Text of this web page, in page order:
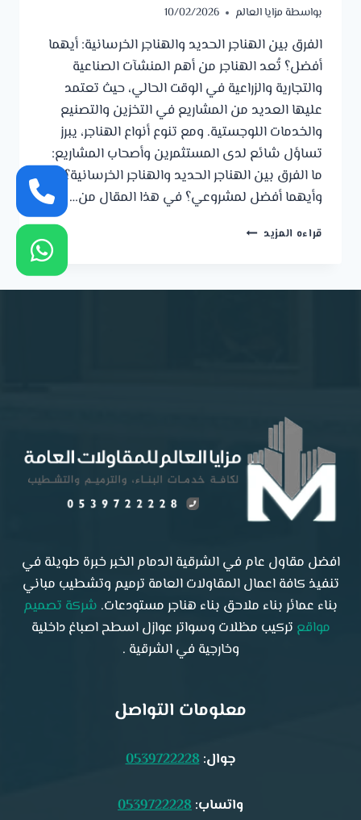
بواسطة مزايا العالم 10/02/2026
الفرق بين الهناجر الحديد والهناجر الخرسانية: أيهما
أفضل؟ تُعد الهناجر من أهم المنشآت الصناعية
والتجارية والزراعية في الوقت الحالي، حيث تعتمد
عليها العديد من المشاريع في التخزين والتصنيع
والخدمات اللوجستية. ومع تنوع أنواع الهناجر، يبرز
تساؤل شائع لدى المستثمرين وأصحاب المشاريع:
ما الفرق بين الهناجر الحديد والهناجر الخرسانية؟
وأيهما أفضل لمشروعي؟ في هذا المقال من…
قراءه المزيد الفرق
افضل مقاول عام في الشرقية الدمام الخبر خبرة طويلة في
تنفيذ كافة اعمال المقاولات العامة ترميم وتشطيب مباني
بناء عمائر بناء ملاحق بناء هناجر مستودعات. شركة تصميم
مواقع تركيب مظلات وسواتر عوازل اسطح اصباغ داخلية
وخارجية في الشرقية .
معلومات التواصل
جوال:0539722228
واتساب:0539722228